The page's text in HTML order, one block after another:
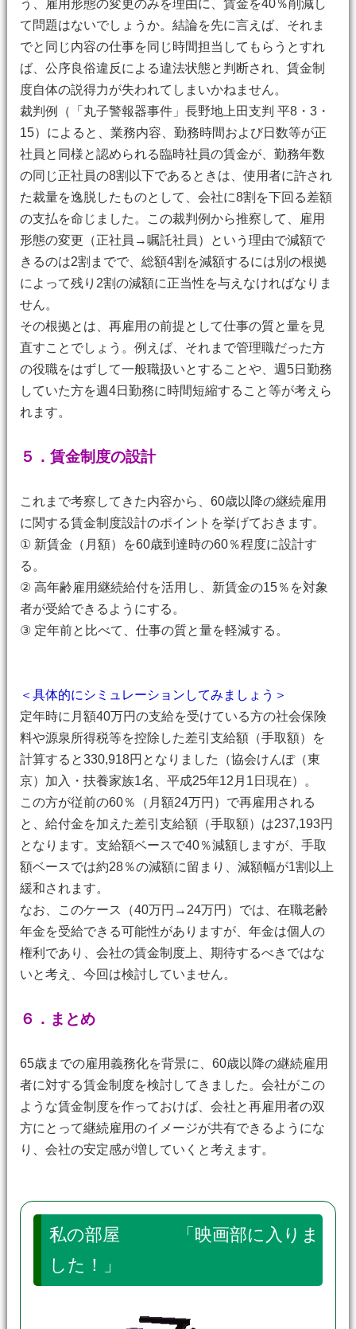
う、雇用形態の変更のみを理由に、賃金を40％削減し
て問題はないでしょうか。結論を先に言えば、それま
でと同じ内容の仕事を同じ時間担当してもらうとすれ
ば、公序良俗違反による違法状態と判断され、賃金制
度自体の説得力が失われてしまいかねません。
裁判例（「丸子警報器事件」長野地上田支判 平8・3・
15）によると、業務内容、勤務時間および日数等が正
社員と同様と認められる臨時社員の賃金が、勤務年数
の同じ正社員の8割以下であるときは、使用者に許され
た裁量を逸脱したものとして、会社に8割を下回る差額
の支払を命じました。この裁判例から推察して、雇用
形態の変更（正社員→嘱託社員）という理由で減額で
きるのは2割までで、総額4割を減額するには別の根拠
によって残り2割の減額に正当性を与えなければなりま
せん。
その根拠とは、再雇用の前提として仕事の質と量を見
直すことでしょう。例えば、それまで管理職だった方
の役職をはずして一般職扱いとすることや、週5日勤務
していた方を週4日勤務に時間短縮すること等が考えら
れます。
５．賃金制度の設計
これまで考察してきた内容から、60歳以降の継続雇用
に関する賃金制度設計のポイントを挙げておきます。
① 新賃金（月額）を60歳到達時の60％程度に設計す
る。
② 高年齢雇用継続給付を活用し、新賃金の15％を対象
者が受給できるようにする。
③ 定年前と比べて、仕事の質と量を軽減する。
＜具体的にシミュレーションしてみましょう＞
定年時に月額40万円の支給を受けている方の社会保険
料や源泉所得税等を控除した差引支給額（手取額）を
計算すると330,918円となりました（協会けんぽ（東
京）加入・扶養家族1名、平成25年12月1日現在）。
この方が従前の60％（月額24万円）で再雇用される
と、給付金を加えた差引支給額（手取額）は237,193円
となります。支給額ベースで40％減額しますが、手取
額ベースでは約28％の減額に留まり、減額幅が1割以上
緩和されます。
なお、このケース（40万円→24万円）では、在職老齢
年金を受給できる可能性がありますが、年金は個人の
権利であり、会社の賃金制度上、期待するべきではな
いと考え、今回は検討していません。
６．まとめ
65歳までの雇用義務化を背景に、60歳以降の継続雇用
者に対する賃金制度を検討してきました。会社がこの
ような賃金制度を作っておけば、会社と再雇用者の双
方にとって継続雇用のイメージが共有できるようにな
り、会社の安定感が増していくと考えます。
私の部屋 「映画部に入りま
した！」